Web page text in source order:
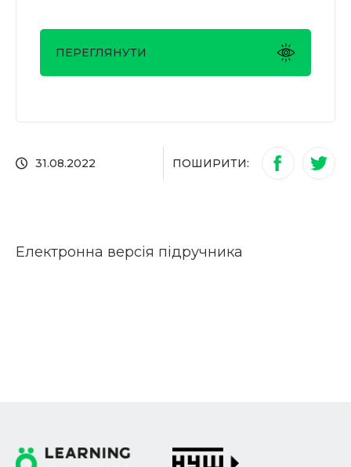
31.08.2022 ПОШИРИТИ:
Електронна версія підручника
ПЕРЕГЛЯНУТИ